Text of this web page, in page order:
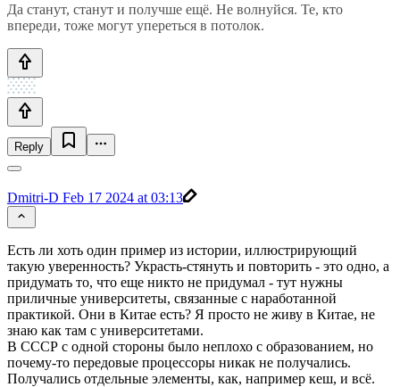
Да станут, станут и получше ещё. Не волнуйся. Те, кто
впереди, тоже могут упереться в потолок.
Reply
Dmitri-D Feb 17 2024 at 03:13
Есть ли хоть один пример из истории, иллюстрирующий
такую уверенность? Украсть-стянуть и повторить - это одно, а
придумать то, что еще никто не придумал - тут нужны
приличные университеты, связанные с наработанной
практикой. Они в Китае есть? Я просто не живу в Китае, не
знаю как там с университетами.
В СССР с одной стороны было неплохо с образованием, но
почему-то передовые процессоры никак не получались.
Получались отдельные элементы, как, например кеш, и всё.